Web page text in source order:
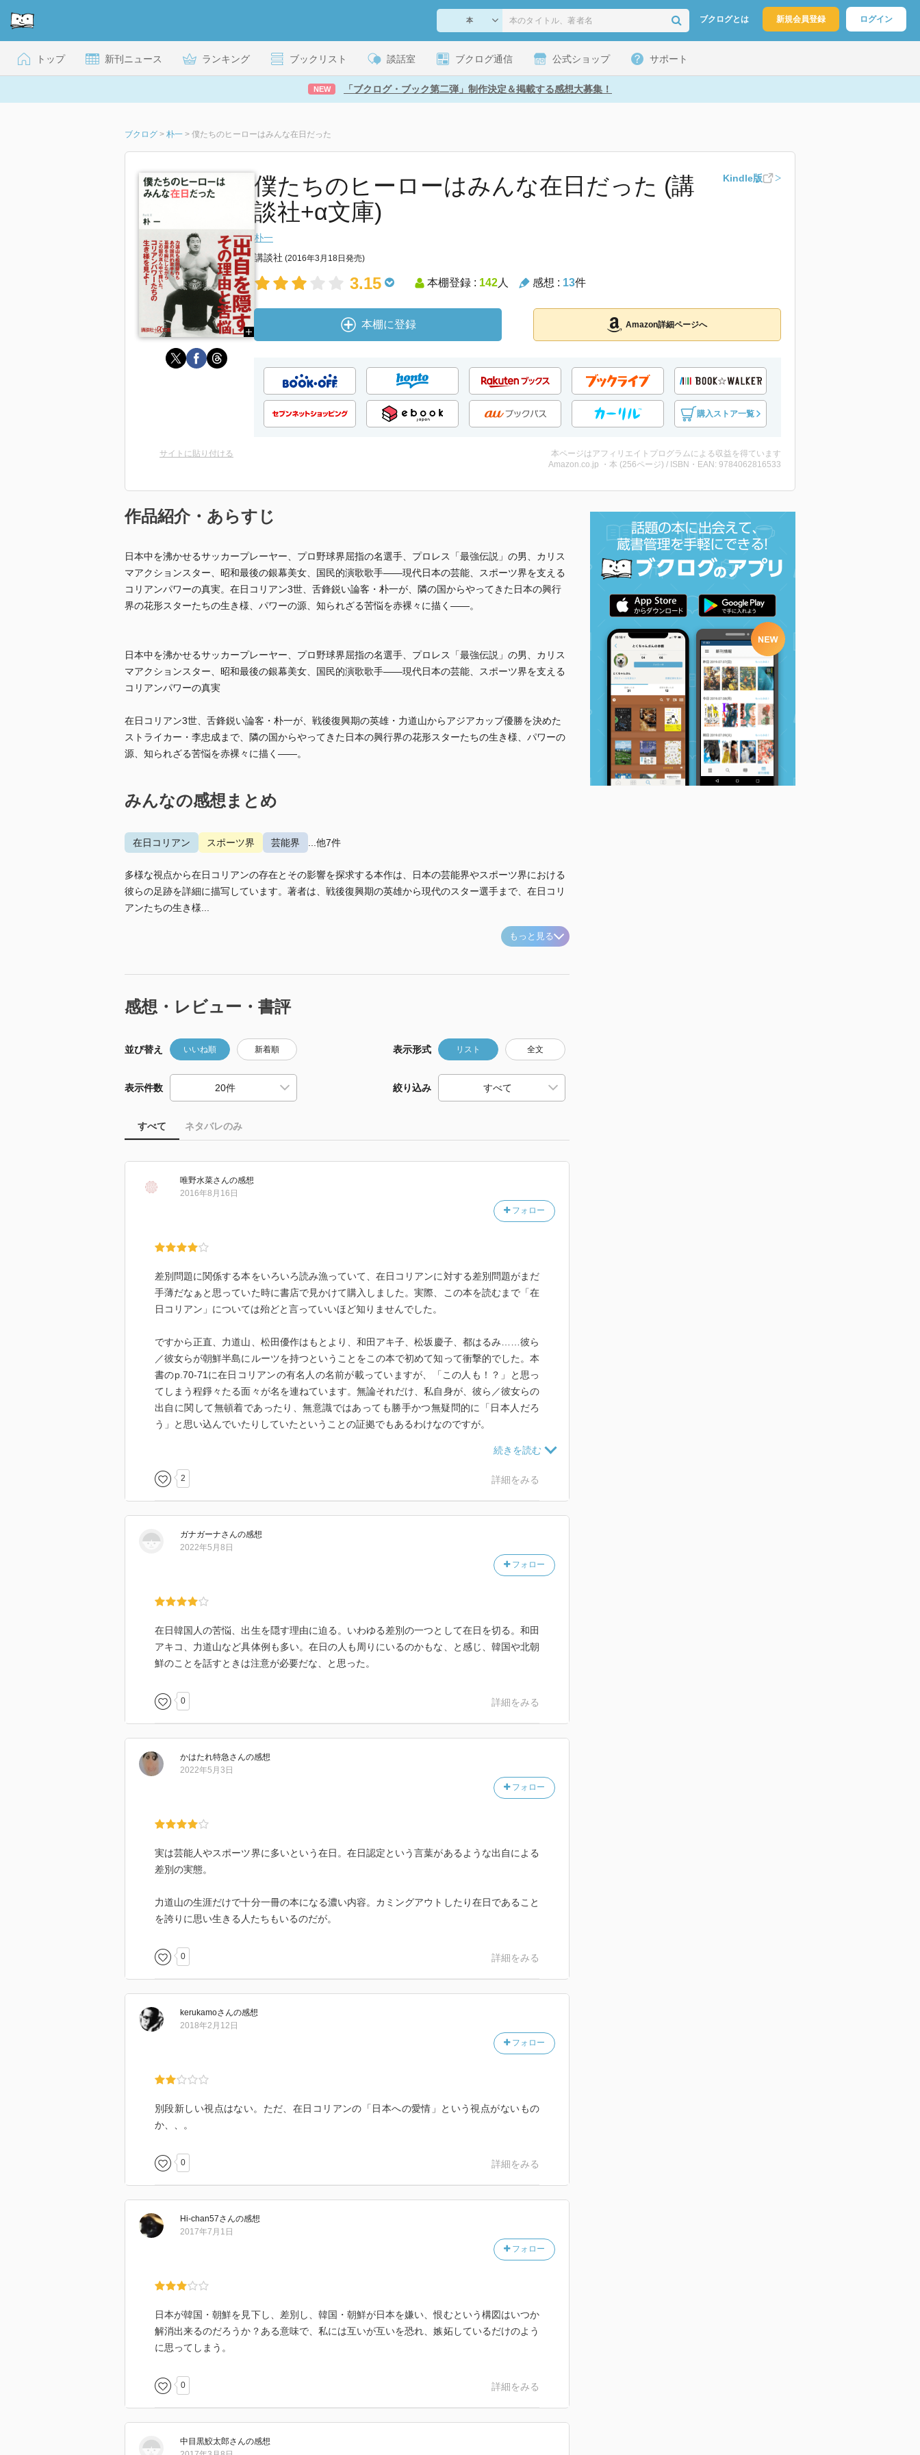
ブクログとは 新規会員登録 ログイン
トップ 新刊ニュース ランキング ブックリスト 談話室 ブクログ通信 公式ショップ サポート
NEW 「ブクログ・ブック第二弾」制作決定＆掲載する感想大募集！
ブクログ > 朴一 > 僕たちのヒーローはみんな在日だった
僕たちのヒーローはみんな在日だった (講
談社+α文庫)
Kindle版
朴一
講談社 (2016年3月18日発売)
3.15 本棚登録 : 142人 感想 : 13件
本棚に登録 Amazon詳細ページへ
購入ストア一覧
サイトに貼り付ける
本ページはアフィリエイトプログラムによる収益を得ています
Amazon.co.jp ・本 (256ページ) / ISBN・EAN: 9784062816533
作品紹介・あらすじ
日本中を沸かせるサッカープレーヤー、プロ野球界屈指の名選手、プロレス「最強伝説」の男、カリス
マアクションスター、昭和最後の銀幕美女、国民的演歌歌手――現代日本の芸能、スポーツ界を支える
コリアンパワーの真実。在日コリアン3世、舌鋒鋭い論客・朴一が、隣の国からやってきた日本の興行
界の花形スターたちの生き様、パワーの源、知られざる苦悩を赤裸々に描く――。
日本中を沸かせるサッカープレーヤー、プロ野球界屈指の名選手、プロレス「最強伝説」の男、カリス
マアクションスター、昭和最後の銀幕美女、国民的演歌歌手――現代日本の芸能、スポーツ界を支える
コリアンパワーの真実
在日コリアン3世、舌鋒鋭い論客・朴一が、戦後復興期の英雄・力道山からアジアカップ優勝を決めた
ストライカー・李忠成まで、隣の国からやってきた日本の興行界の花形スターたちの生き様、パワーの
源、知られざる苦悩を赤裸々に描く――。
みんなの感想まとめ
在日コリアン スポーツ界 芸能界 ...他7件
多様な視点から在日コリアンの存在とその影響を探求する本作は、日本の芸能界やスポーツ界における
彼らの足跡を詳細に描写しています。著者は、戦後復興期の英雄から現代のスター選手まで、在日コリ
アンたちの生き様...
もっと見る
感想・レビュー・書評
並び替え いいね順 新着順 表示形式 リスト 全文
表示件数 絞り込み
すべて ネタバレのみ
唯野水菜さんの感想
フォロー
2016年8月16日
差別問題に関係する本をいろいろ読み漁っていて、在日コリアンに対する差別問題がまだ
手薄だなぁと思っていた時に書店で見かけて購入しました。実際、この本を読むまで「在
日コリアン」については殆どと言っていいほど知りませんでした。
ですから正直、力道山、松田優作はもとより、和田アキ子、松坂慶子、都はるみ……彼ら
／彼女らが朝鮮半島にルーツを持つということをこの本で初めて知って衝撃的でした。本
書のp.70-71に在日コリアンの有名人の名前が載っていますが、「この人も！？」と思っ
てしまう程錚々たる面々が名を連ねています。無論それだけ、私自身が、彼ら／彼女らの
出自に関して無頓着であったり、無意識ではあっても勝手かつ無疑問的に「日本人だろ
う」と思い込んでいたりしていたということの証拠でもあるわけなのですが。
それにしても、「国民的歌手」「全国民に愛される選手」と、しばしば「国民的」という
ナショナリズムを伴ってその業績を称賛され、親しまれてきた人達の多くが、在日の人達
であったという事実は、皮肉といえば皮肉かもしれません。まさに「在日コリアンが居な
ず、その事実を多くの人が知らない。しかも、在日コリアンであるという事実を隠さなけ
ればまた、日本の芸能界も、スポーツ界も、成り立たないという、そういう共同幻想が横
この本ではかなりの分量を、在日コリアンの有名人に関して、それぞれのルーツの紹介
についてはそこまで分量は割かれていない印象でした。ただ、カミングアウトされたかさ
れてないか、されたとしたらどのようにカミングアウトされたか、もしくは、自らカミン
グアウトした有名人たちはどのような思いからカミングアウトしたのかを追っていくだけ
くるようにも思いました。根本に在ると思われるのは、やはり「劣等感」ですね。出自を
見向きもしてくれない。自分の地位は危うくなるし、自分の生活を守ることは出来ない」
という強迫観念にも似たアンビバレントな思いの中で葛藤していた姿が伺えます。また、
TVや新聞といったメディア業界が、いかに強烈な差別体質を今日に至るまで温存し続け
まぁ、でも今の日本のテレビタレントの出自と言ったら多種多様ですよね。国際色豊かに
たらもっといるでしょう。はっきり言って、そういう状況の中でどこまで「在日コリア
ン」という出自が特別といえるでしょうか。私は、そこまででもないんじゃなかろうか、
かし、そういう中でも厳然として差別される実態はある。私はその点でも、やはりおかし
な話だなぁ、何でそうなっちゃうんだろうなぁということを疑問に思い、考えされられた
更に余談ですが、ここでふと「だったら、外国人タレントに対しては出自に関して差別し
ているだろうか？ 朝鮮半島以外の出自は差別の対象になるだろうか？」ということも考
えました。勿論私が詳しく知らないだけで差別はあるかもしれません。ただそう考えた
ね。もしそうだとしたら、そこもまたイビツだなぁと思った次第です。
2 詳細をみる
ガナガーナさんの感想
フォロー
2022年5月8日
在日韓国人の苦悩、出生を隠す理由に迫る。いわゆる差別の一つとして在日を切る。和田
アキコ、力道山など具体例も多い。在日の人も周りにいるのかもな、と感じ、韓国や北朝
鮮のことを話すときは注意が必要だな、と思った。
0 詳細をみる
かはたれ特急さんの感想
フォロー
2022年5月3日
実は芸能人やスポーツ界に多いという在日。在日認定という言葉があるような出自による
差別の実態。
力道山の生涯だけで十分一冊の本になる濃い内容。カミングアウトしたり在日であること
を誇りに思い生きる人たちもいるのだが。
0 詳細をみる
kerukamoさんの感想
フォロー
2018年2月12日
別段新しい視点はない。ただ、在日コリアンの「日本への愛情」という視点がないもの
か、、。
0 詳細をみる
Hi-chan57さんの感想
フォロー
2017年7月1日
日本が韓国・朝鮮を見下し、差別し、韓国・朝鮮が日本を嫌い、恨むという構図はいつか
解消出来るのだろうか？ある意味で、私には互いが互いを恐れ、嫉妬しているだけのよう
に思ってしまう。
0 詳細をみる
中目黒鮫太郎さんの感想